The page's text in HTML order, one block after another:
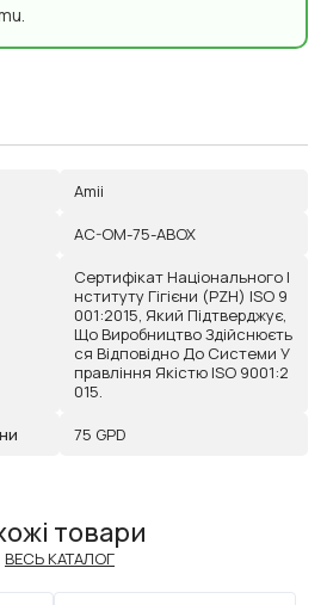
Amii
AC-OM-75-ABOX
Сертифікат Національного І
Нституту Гігієни (PZH) ISO 9
001:2015, Який Підтверджує,
Що Виробництво Здійснюєть
Ся Відповідно До Системи У
Правління Якістю ISO 9001:2
015.
75 GPD
товари
ВЕСЬ КАТАЛОГ